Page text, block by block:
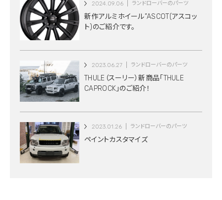
2024.09.06 ランドローバーのパーツ
新作アルミホイール”ASCOT(アスコッ
ト)のご紹介です。
2023.06.27 ランドローバーのパーツ
THULE（スーリー）新商品「THULE
CAPROCK」のご紹介！
2023.01.26 ランドローバーのパーツ
ペイントカスタマイズ